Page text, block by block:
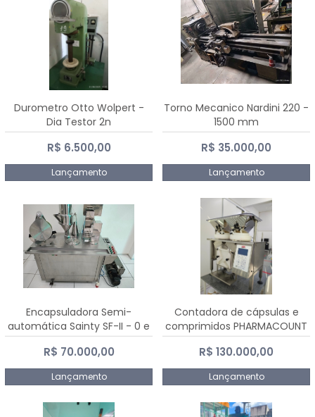
Durometro Otto Wolpert -
Dia Testor 2n
R$ 6.500,00
Lançamento
Torno Mecanico Nardini 220 -
1500 mm
R$ 35.000,00
Lançamento
Encapsuladora Semi-
automática Sainty SF-II - 0 e
00
R$ 70.000,00
Lançamento
Contadora de cápsulas e
comprimidos PHARMACOUNT
- 2-2R3
R$ 130.000,00
Lançamento